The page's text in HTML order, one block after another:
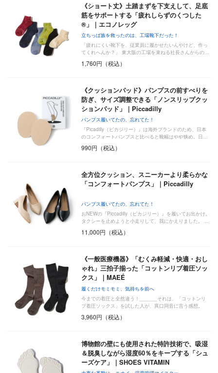
《ショート丈》土踏まずを下支えして、足底
筋をサポートする「疲れしらずのくつした
®」｜エコノレッグ
立ちっぱ族を救ったのは、工場靴下だった！
「疲れにくい靴下を、従業員に履かせたいんやけど、作っ
てくれへんか？」 東大阪の工場を束ねる社長さんからの…
1,760円（税込）
《クッションパッド》パンプスの前すべりを
防ぎ、サイズ調整できる「ノンスリップクッ
ションパッド」｜Piccadilly
パンプス履いてたの、忘れてた！
『Picadilly（ピカジリー）』は海外ブランドのため、日本
のコンフォートパンプスと比べると靴幅はやや狭め。日…
990円（税込）
全方位クッション、スニーカーより柔らかな
「コンフォートパンプス」｜Piccadilly
パンプス履いてたの、忘れてた！
おNEWの『Piccadilly（ピカジリー）』を履いてお出かけ。
タクシーを止めようと小走りして、我にかえりました。 …
11,000円（税込）
《一般医療機器》「むくみ軽減・快適・おし
ゃれ」三拍子揃った「コットンリブ着圧ソッ
クス」｜MAEÉ
履くだけモミモミ、気持ちを前へ
今までの着圧と全然違う！______それは、「コットンリ
ブ着圧ソックス」を試した人が、異口同音に言う感想。
3,960円（税込）
博物館の壁にも使用された特許技術で、吸湿
＆脱臭しながら湿度60％をキープする「シュ
ーズケア」｜SHOES VITAMIN